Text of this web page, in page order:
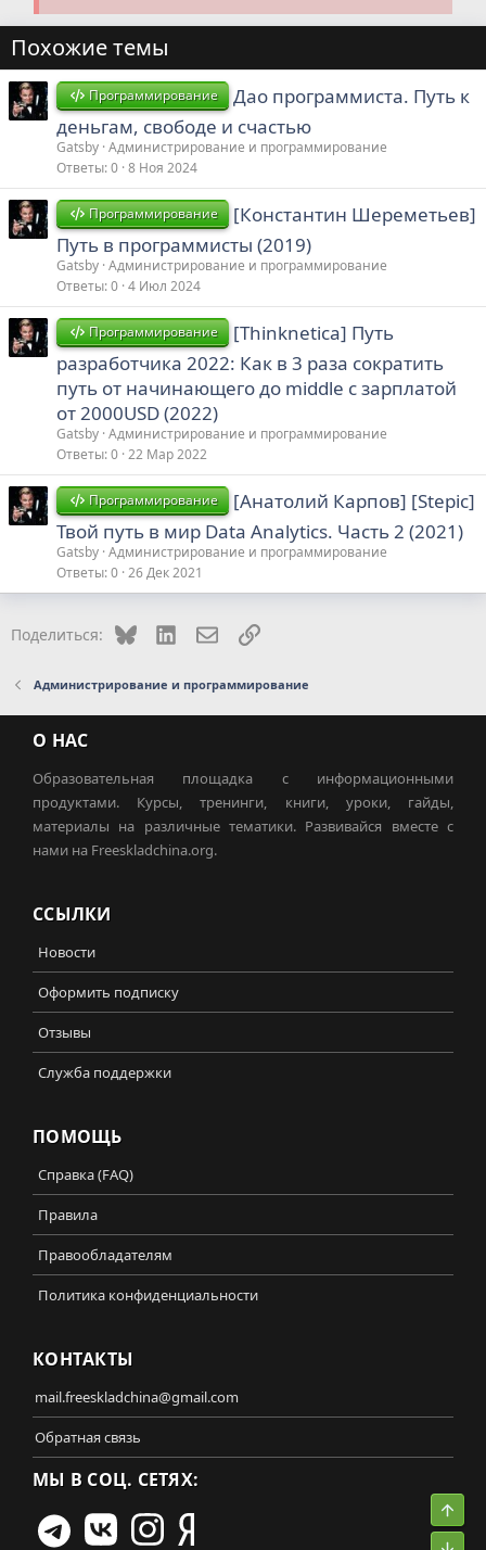
Похожие темы
Программирование
Дао программиста. Путь к
деньгам, свободе и счастью
Gatsby Администрирование и программирование
Ответы 0 8 Ноя 2024
Программирование
[Константин Шереметьев]
Путь в программисты (2019)
Gatsby Администрирование и программирование
Ответы 0 4 Июл 2024
Программирование
[Thinknetica] Путь
разработчика 2022: Как в 3 раза сократить
путь от начинающего до middle с зарплатой
от 2000USD (2022)
Gatsby Администрирование и программирование
Ответы 0 22 Мар 2022
Программирование
[Анатолий Карпов] [Stepic]
Твой путь в мир Data Analytics. Часть 2 (2021)
Gatsby Администрирование и программирование
Ответы 0 26 Дек 2021
Поделиться: Bluesky LinkedInЭлектронная почта
Ссылка
Администрирование и программирование
О НАС
Образовательная площадка с информационными
продуктами. Курсы, тренинги, книги, уроки, гайды,
материалы на различные тематики. Развивайся вместе с
нами на Freeskladchina.org.
ССЫЛКИ
Новости
Оформить подписку
Отзывы
Служба поддержки
ПОМОЩЬ
Справка (FAQ)
Правила
Правообладателям
Политика конфиденциальности
КОНТАКТЫ
mail.freeskladchina@gmail.com
Обратная связь
МЫ В СОЦ. СЕТЯХ: